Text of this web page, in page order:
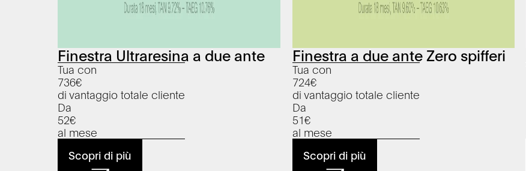
Finestra Ultraresina a due ante
Tua con
736€
di vantaggio totale cliente
Da
52€
al mese
Scopri di più
Finestra a due ante Zero spifferi
Tua con
724€
di vantaggio totale cliente
Da
51€
al mese
Scopri di più